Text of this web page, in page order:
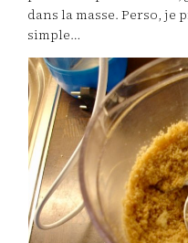
dans la masse. Perso, je
simple…